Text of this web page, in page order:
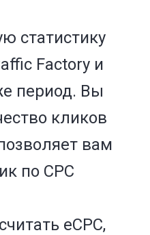
статистику
Factory и
период. Вы
кликов
вам
по CPC
eCPC,